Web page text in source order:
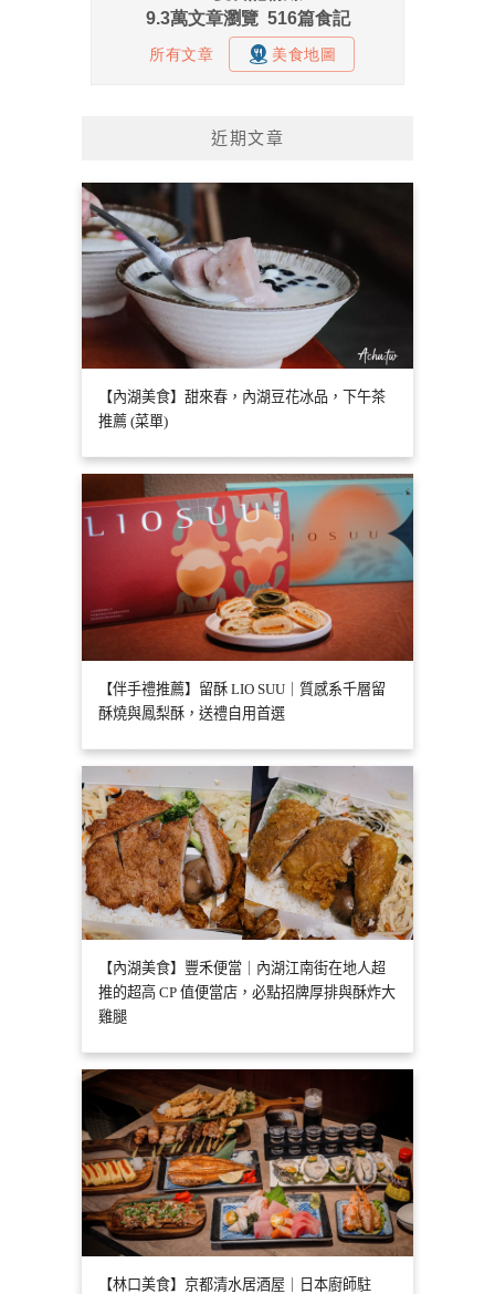
近期文章
【內湖美食】甜來春，內湖豆花冰品，下午茶
推薦 (菜單)
【伴手禮推薦】留酥 LIO SUU｜質感系千層留
酥燒與鳳梨酥，送禮自用首選
【內湖美食】豐禾便當｜內湖江南街在地人超
推的超高 CP 值便當店，必點招牌厚排與酥炸大
雞腿
【林口美食】京都清水居酒屋｜日本廚師駐